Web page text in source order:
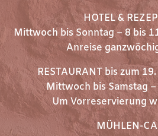
HOTEL &
Mittwoch bis Sonntag – 8 bis
Anreise
RESTAURANT bis zum
Mittwoch bis Samstag
Um Vorreservierung
MÜHLEN-